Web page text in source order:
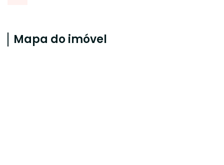
Mapa do imóvel